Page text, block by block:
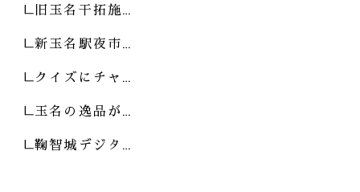
旧玉名干拓施…
新玉名駅夜市…
クイズにチャ…
玉名の逸品が…
鞠智城デジタ…